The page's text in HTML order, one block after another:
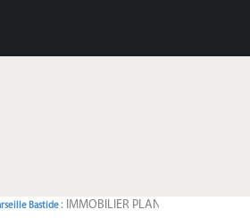
PLAN DE CUQUES : a vendre - vente